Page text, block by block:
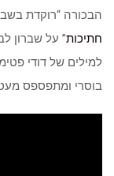
הבכורה “רוקדת
חתיכות” על שברון
למילים של דודי
בוסרי ומתפספס